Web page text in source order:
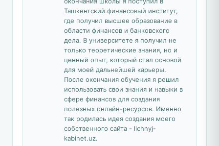
Ташкентский финансовый институт,
где получил высшее образование в
области финансов и банковского
дела. В университете я получил не
только теоретические знания, но и
ценный опыт, который стал основой
для моей дальнейшей карьеры.
После окончания обучения я решил
использовать свои знания и навыки в
сфере финансов для создания
полезных онлайн-ресурсов. Именно
так родилась идея создания моего
собственного сайта - lichnyj-
kabinet.uz.